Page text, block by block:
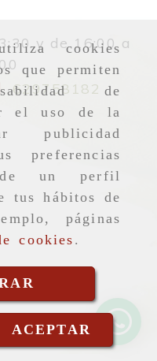
cookies
que permiten
de
el uso de la
publicidad
preferencias
un perfil
tus hábitos de
páginas
cookies .
ACEPTAR
y de 16:00 a
629758182